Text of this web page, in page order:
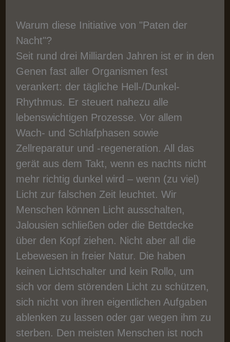
Warum diese Initiative von "Paten der
Nacht"?
Seit rund drei Milliarden Jahren ist er in den
Genen fast aller Organismen fest
verankert: der tägliche Hell-/Dunkel-
Rhythmus. Er steuert nahezu alle
lebenswichtigen Prozesse. Vor allem
Wach- und Schlafphasen sowie
Zellreparatur und -regeneration. All das
gerät aus dem Takt, wenn es nachts nicht
mehr richtig dunkel wird – wenn (zu viel)
Licht zur falschen Zeit leuchtet. Wir
Menschen können Licht ausschalten,
Jalousien schließen oder die Bettdecke
über den Kopf ziehen. Nicht aber all die
Lebewesen in freier Natur. Die haben
keinen Lichtschalter und kein Rollo, um
sich vor dem störenden Licht zu schützen,
sich nicht von ihren eigentlichen Aufgaben
ablenken zu lassen oder gar wegen ihm zu
sterben. Den meisten Menschen ist noch